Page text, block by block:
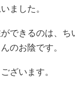
ました。
できるのは、ち
のお陰です。
ざいます。